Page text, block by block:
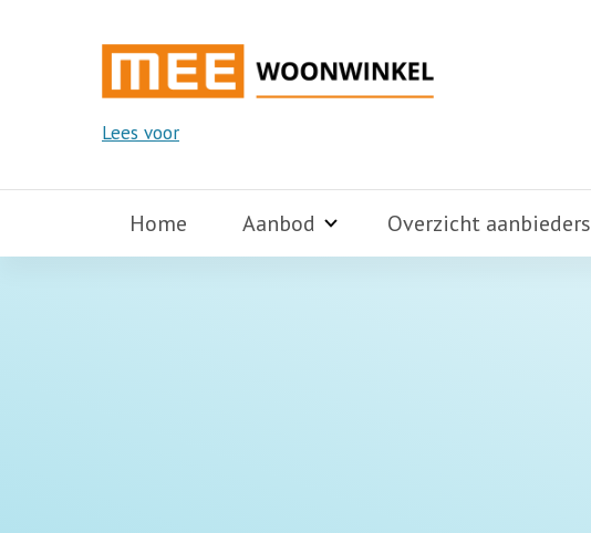
Lees voor
Home Aanbod Overzicht aanbieders